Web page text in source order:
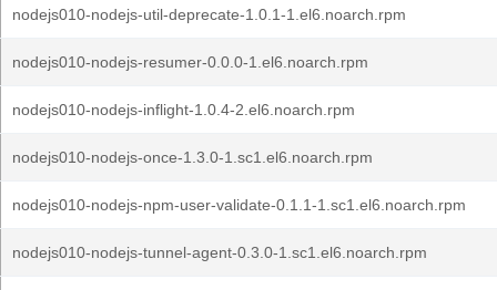
nodejs010-nodejs-util-deprecate-1.0.1-1.el6.noarch.rpm
nodejs010-nodejs-resumer-0.0.0-1.el6.noarch.rpm
nodejs010-nodejs-inflight-1.0.4-2.el6.noarch.rpm
nodejs010-nodejs-once-1.3.0-1.sc1.el6.noarch.rpm
nodejs010-nodejs-npm-user-validate-0.1.1-1.sc1.el6.noarch.rpm
nodejs010-nodejs-tunnel-agent-0.3.0-1.sc1.el6.noarch.rpm